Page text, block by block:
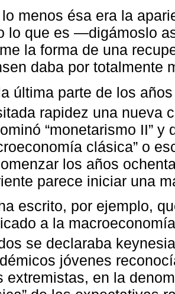
lo menos ésa era la
lo que es ―digámoslo
la forma de una
daba por totalmente
última parte de los
rapidez una nueva
“monetarismo II”
clásica” o
los años
parece iniciar una
escrito, por ejemplo,
a la
se declaraba
jóvenes
extremistas, en la